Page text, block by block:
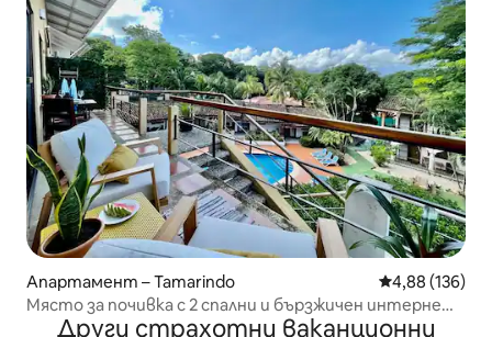
Апартамент – Tamarindo Средна
4,88 (136)
Място за почивка с 2 спални и бързжичен интернет,
на перфектно място
Други страхотни ваканционни